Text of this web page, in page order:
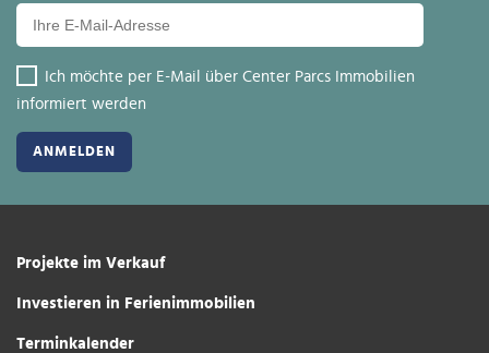
Ich möchte per E-Mail über Center Parcs Immobilien
informiert werden
Projekte im Verkauf
Investieren in Ferienimmobilien
Terminkalender